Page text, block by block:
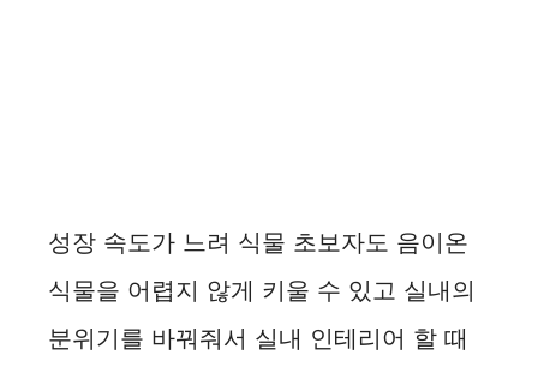
성장 속도가 느려 식물 초보자도 음이온
식물을 어렵지 않게 키울 수 있고 실내의
분위기를 바꿔줘서 실내 인테리어 할 때